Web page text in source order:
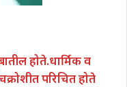
होते.धार्मिक व
परिचित होते